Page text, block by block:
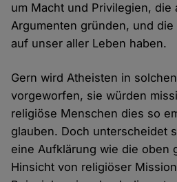
um Macht und Privilegien, die
Argumenten gründen, und
auf unser aller Leben haben.
Gern wird Atheisten in
vorgeworfen, sie würden
religiöse Menschen dies so
glauben. Doch unterscheidet
eine Aufklärung wie die oben
Hinsicht von religiöser